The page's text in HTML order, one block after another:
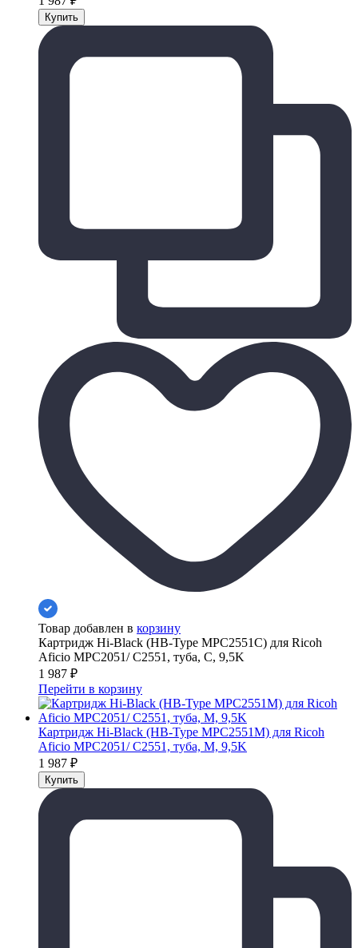
Товар добавлен в корзину
Картридж Hi-Black (HB-Type MPC2551C) для Ricoh
Aficio MPC2051/ C2551, туба, C, 9,5K
1 987 ₽
Перейти в корзину
Картридж Hi-Black (HB-Type MPC2551M) для Ricoh
Aficio MPC2051/ C2551, туба, M, 9,5K
1 987 ₽